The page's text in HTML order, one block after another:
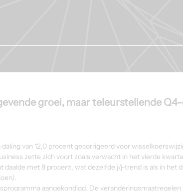
groei, maar teleurstellende
van 12,0 procent gecorrigeerd voor
zette zich voort zoals verwacht in het vierde
met 8 procent, wat dezelfde j/j-trend is als in het
aangekondigd. De veranderingsmaatregelen